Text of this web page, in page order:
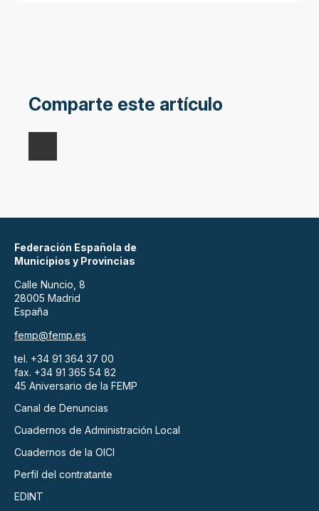
Comparte este artículo
Federación Española de
Municipios y Provincias
Calle Nuncio, 8
28005 Madrid
España
femp@femp.es
tel. +34 91 364 37 00
fax. +34 91 365 54 82
45 Aniversario de la FEMP
Canal de Denuncias
Cuadernos de Administración Local
Cuadernos de la OICI
Perfil del contratante
EDINT